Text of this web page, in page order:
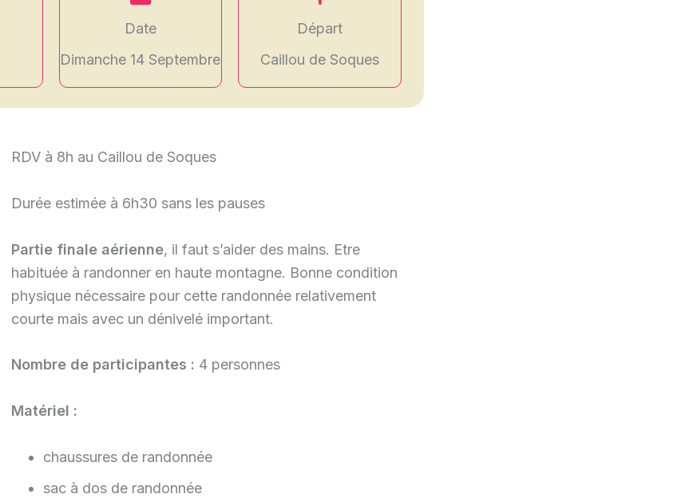
Date
Dimanche 14 Septembre
Départ
Caillou de Soques
RDV à 8h au Caillou de Soques
Durée estimée à 6h30 sans les pauses
Partie finale aérienne, il faut s’aider des mains. Etre
habituée à randonner en haute montagne. Bonne condition
physique nécessaire pour cette randonnée relativement
courte mais avec un dénivelé important.
Nombre de participantes : 4 personnes
Matériel :
chaussures de randonnée
sac à dos de randonnée